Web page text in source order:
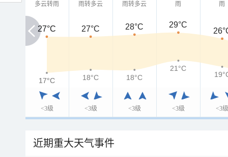
多云转雨
<3级
雨转多云
<3级
雨转多云
<3级
雨
<3级
雨
<3级
27°C
27°C 27°C 28°C 29°C
17°C
17°C 18°C 18°C
21°C
近期重大天气事件